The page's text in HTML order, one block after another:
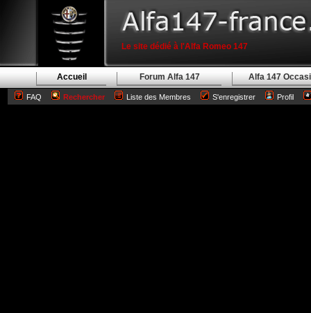
Le site dédié à l'Alfa Romeo 147
Accueil Forum Alfa 147 Alfa 147
FAQ Rechercher Liste des Membres S'enregistrer Profil